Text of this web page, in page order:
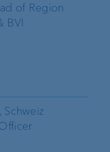
of Region
BVI
Schweiz